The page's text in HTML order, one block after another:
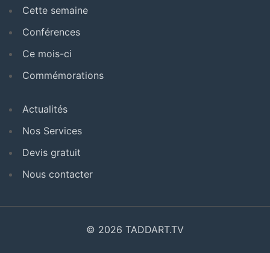
Cette semaine
Conférences
Ce mois-ci
Commémorations
Actualités
Nos Services
Devis gratuit
Nous contacter
© 2026 TADDART.TV